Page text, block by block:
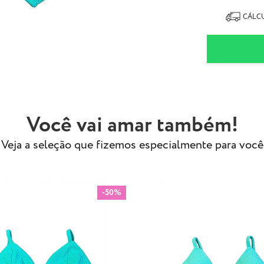
- Modelo Usa
Você vai amar também!
Veja a seleção que fizemos especialmente para você
-50%